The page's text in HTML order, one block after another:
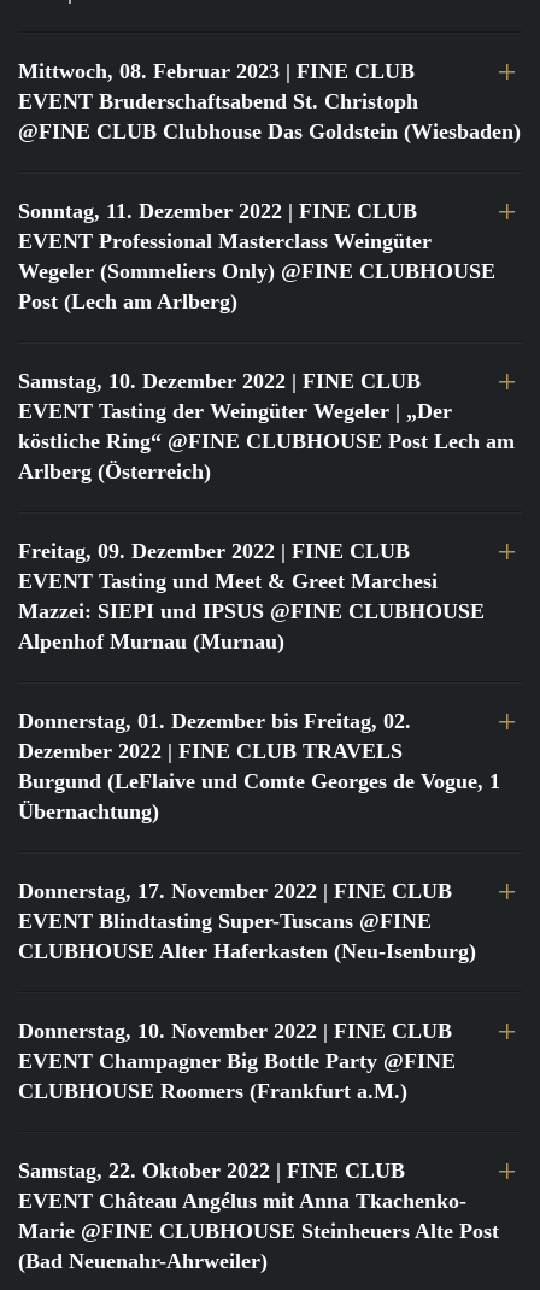
Mittwoch, 08. Februar 2023 | FINE CLUB
EVENT Bruderschaftsabend St. Christoph
@FINE CLUB Clubhouse Das Goldstein (Wiesbaden)
Sonntag, 11. Dezember 2022 | FINE CLUB
EVENT Professional Masterclass Weingüter
Wegeler (Sommeliers Only) @FINE CLUBHOUSE
Post (Lech am Arlberg)
Samstag, 10. Dezember 2022 | FINE CLUB
EVENT Tasting der Weingüter Wegeler | „Der
köstliche Ring“ @FINE CLUBHOUSE Post Lech am
Arlberg (Österreich)
Freitag, 09. Dezember 2022 | FINE CLUB
EVENT Tasting und Meet & Greet Marchesi
Mazzei: SIEPI und IPSUS @FINE CLUBHOUSE
Alpenhof Murnau (Murnau)
Donnerstag, 01. Dezember bis Freitag, 02.
Dezember 2022 | FINE CLUB TRAVELS
Burgund (LeFlaive und Comte Georges de Vogue, 1
Übernachtung)
Donnerstag, 17. November 2022 | FINE CLUB
EVENT Blindtasting Super-Tuscans @FINE
CLUBHOUSE Alter Haferkasten (Neu-Isenburg)
Donnerstag, 10. November 2022 | FINE CLUB
EVENT Champagner Big Bottle Party @FINE
CLUBHOUSE Roomers (Frankfurt a.M.)
Samstag, 22. Oktober 2022 | FINE CLUB
EVENT Château Angélus mit Anna Tkachenko-
Marie @FINE CLUBHOUSE Steinheuers Alte Post
(Bad Neuenahr-Ahrweiler)